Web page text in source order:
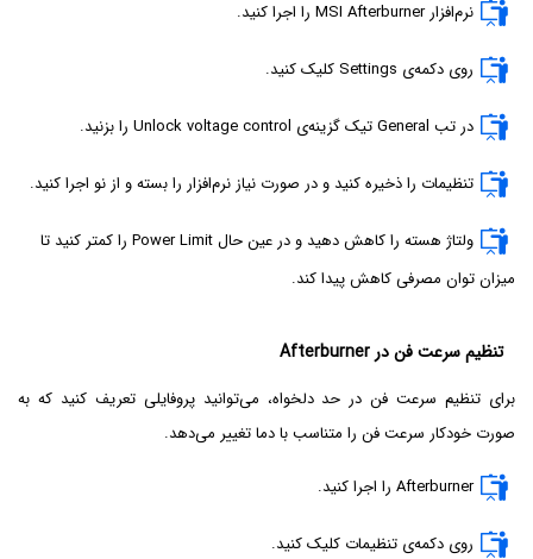
نرم‌افزار MSI Afterburner را اجرا کنید.
روی دکمه‌ی Settings کلیک کنید.
در تب General تیک گزینه‌ی Unlock voltage control را بزنید.
تنظیمات را ذخیره کنید و در صورت نیاز نرم‌افزار را بسته و از نو اجرا کنید.
ولتاژ هسته را کاهش دهید و در عین حال Power Limit را کمتر کنید تا
میزان توان مصرفی کاهش پیدا کند.
تنظیم سرعت فن در Afterburner
برای تنظیم سرعت فن در حد دلخواه، می‌توانید پروفایلی تعریف کنید که به
صورت خودکار سرعت فن را متناسب با دما تغییر می‌دهد.
Afterburner را اجرا کنید.
روی دکمه‌ی تنظیمات کلیک کنید.